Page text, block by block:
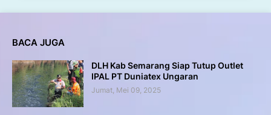
BACA JUGA
DLH Kab Semarang Siap Tutup Outlet
IPAL PT Duniatex Ungaran
Jumat, Mei 09, 2025